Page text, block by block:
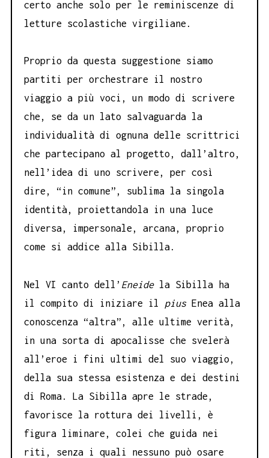
certo anche solo per le reminiscenze di
letture scolastiche virgiliane.
Proprio da questa suggestione siamo
partiti per orchestrare il nostro
viaggio a più voci, un modo di scrivere
che, se da un lato salvaguarda la
individualità di ognuna delle scrittrici
che partecipano al progetto, dall’altro,
nell’idea di uno scrivere, per così
dire, “in comune”, sublima la singola
identità, proiettandola in una luce
diversa, impersonale, arcana, proprio
come si addice alla Sibilla.
Nel VI canto dell’ Eneidela Sibilla ha
il compito di iniziare il piusEnea alla
conoscenza “altra”, alle ultime verità,
in una sorta di apocalisse che svelerà
all’eroe i fini ultimi del suo viaggio,
della sua stessa esistenza e dei destini
di Roma. La Sibilla apre le strade,
favorisce la rottura dei livelli, è
figura liminare, colei che guida nei
riti, senza i quali nessuno può osare